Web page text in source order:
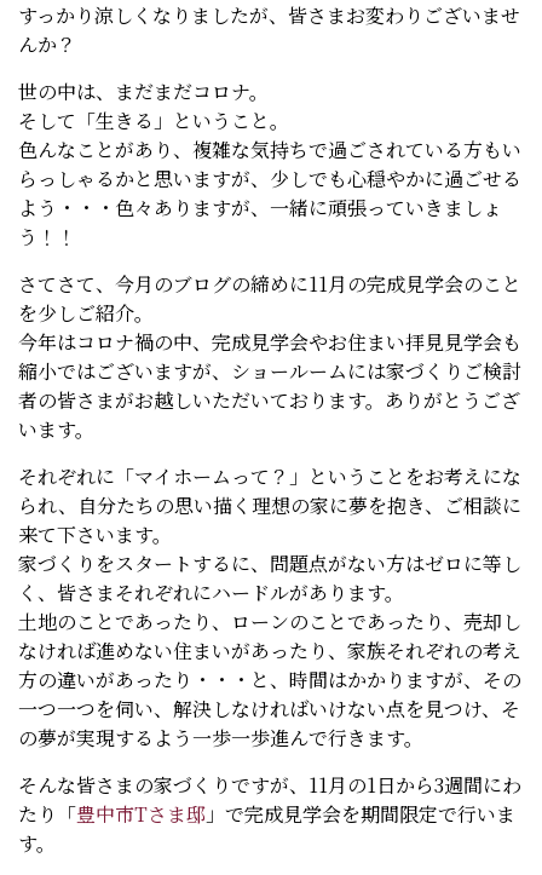
すっかり涼しくなりましたが、皆さまお変わりございませ
んか？
世の中は、まだまだコロナ。
そして「生きる」ということ。
色んなことがあり、複雑な気持ちで過ごされている方もい
らっしゃるかと思いますが、少しでも心穏やかに過ごせる
よう・・・色々ありますが、一緒に頑張っていきましょ
う！！
さてさて、今月のブログの締めに11月の完成見学会のこと
を少しご紹介。
今年はコロナ禍の中、完成見学会やお住まい拝見見学会も
縮小ではございますが、ショールームには家づくりご検討
者の皆さまがお越しいただいております。ありがとうござ
います。
それぞれに「マイホームって？」ということをお考えにな
られ、自分たちの思い描く理想の家に夢を抱き、ご相談に
来て下さいます。
家づくりをスタートするに、問題点がない方はゼロに等し
く、皆さまそれぞれにハードルがあります。
土地のことであったり、ローンのことであったり、売却し
なければ進めない住まいがあったり、家族それぞれの考え
方の違いがあったり・・・と、時間はかかりますが、その
一つ一つを伺い、解決しなければいけない点を見つけ、そ
の夢が実現するよう一歩一歩進んで行きます。
そんな皆さまの家づくりですが、11月の1日から3週間にわ
たり「豊中市Tさま邸 」で完成見学会を期間限定で行いま
す。